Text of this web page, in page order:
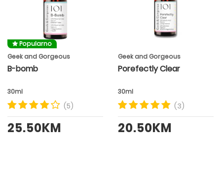
Popularno
Geek and Gorgeous
B-bomb
30ml
(5)
25.50KM
Geek and Gorgeous
Porefectly Clear
30ml
(3)
20.50KM